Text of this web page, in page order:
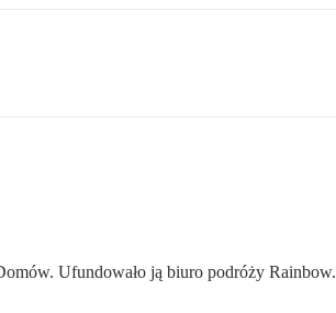
Ufundowało ją biuro podróży Rainbow.